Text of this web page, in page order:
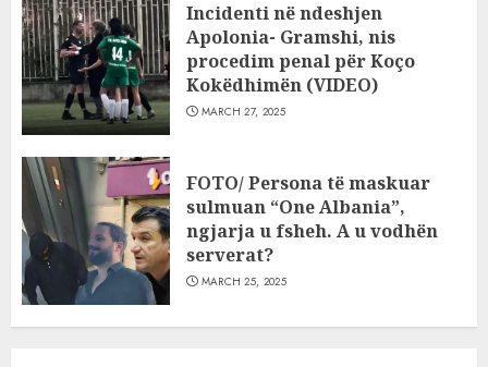
Incidenti në ndeshjen
Apolonia- Gramshi, nis
procedim penal për Koço
Kokëdhimën (VIDEO)
MARCH 27, 2025
FOTO/ Persona të maskuar
sulmuan “One Albania”,
ngjarja u fsheh. A u vodhën
serverat?
MARCH 25, 2025